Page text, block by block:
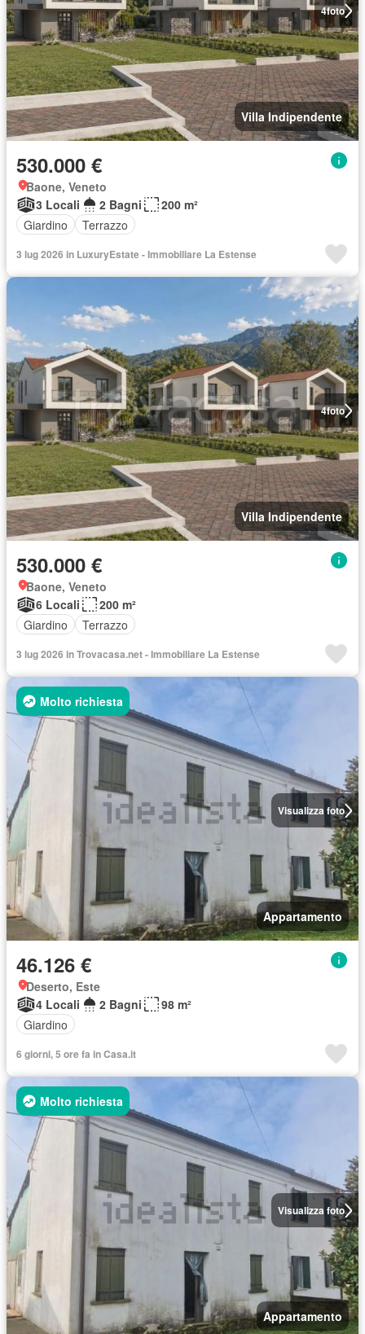
4foto
Villa Indipendente
530.000 €
Baone, Veneto
3 Locali
2 Bagni
200 m²
Giardino
Terrazzo
3 lug 2026 in LuxuryEstate - Immobiliare La Estense
4foto
Villa Indipendente
530.000 €
Baone, Veneto
6 Locali
200 m²
Giardino
Terrazzo
3 lug 2026 in Trovacasa.net - Immobiliare La Estense
Visualizza foto
Molto richiesta
Appartamento
46.126 €
Deserto, Este
4 Locali
2 Bagni
98 m²
Giardino
6 giorni, 5 ore fa in Casa.it
Visualizza foto
Molto richiesta
Appartamento